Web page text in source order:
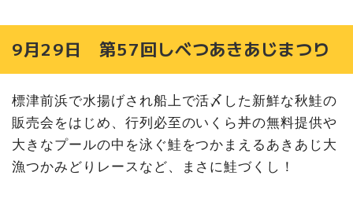
9月29日 第57回しべつあきあじまつり
標津前浜で水揚げされ船上で活〆した新鮮な秋鮭の
販売会をはじめ、行列必至のいくら丼の無料提供や
大きなプールの中を泳ぐ鮭をつかまえるあきあじ大
漁つかみどりレースなど、まさに鮭づくし！